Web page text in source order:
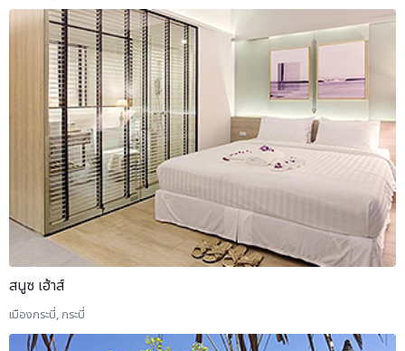
สนูซ เฮ้าส์
เมืองกระบี่, กระบี่